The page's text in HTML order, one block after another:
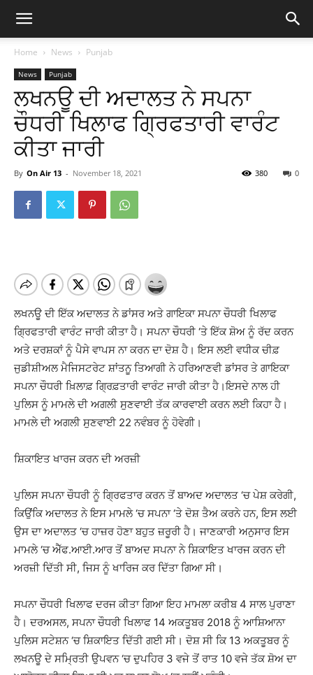
Home News Punjab
News Punjab
ਲਖਨਊ ਦੀ ਅਦਾਲਤ ਨੇ ਸਪਨਾ
ਚੌਧਰੀ ਖਿਲਾਫ ਗ੍ਰਿਫਤਾਰੀ ਵਾਰੰਟ
ਕੀਤਾ ਜਾਰੀ
By On Air 13 - November 18, 2021 0
380
ਲਖਨਊ ਦੀ ਇੱਕ ਅਦਾਲਤ ਨੇ ਡਾਂਸਰ ਅਤੇ ਗਾਇਕਾ ਸਪਨਾ ਚੌਧਰੀ ਖਿਲਾਫ
ਗ੍ਰਿਫਤਾਰੀ ਵਾਰੰਟ ਜਾਰੀ ਕੀਤਾ ਹੈ। ਸਪਨਾ ਚੌਧਰੀ ‘ਤੇ ਇੱਕ ਸ਼ੋਅ ਨੂੰ ਰੱਦ ਕਰਨ
ਅਤੇ ਦਰਸ਼ਕਾਂ ਨੂੰ ਪੈਸੇ ਵਾਪਸ ਨਾ ਕਰਨ ਦਾ ਦੋਸ਼ ਹੈ। ਇਸ ਲਈ ਵਧੀਕ ਚੀਫ਼
ਜੁਡੀਸ਼ੀਅਲ ਮੈਜਿਸਟਰੇਟ ਸ਼ਾਂਤਨੂ ਤਿਆਗੀ ਨੇ ਹਰਿਆਣਵੀ ਡਾਂਸਰ ਤੇ ਗਾਇਕਾ
ਸਪਨਾ ਚੌਧਰੀ ਖ਼ਿਲਾਫ਼ ਗ੍ਰਿਫ਼ਤਾਰੀ ਵਾਰੰਟ ਜਾਰੀ ਕੀਤਾ ਹੈ।ਇਸਦੇ ਨਾਲ ਹੀ
ਪੁਲਿਸ ਨੂੰ ਮਾਮਲੇ ਦੀ ਅਗਲੀ ਸੁਣਵਾਈ ਤੱਕ ਕਾਰਵਾਈ ਕਰਨ ਲਈ ਕਿਹਾ ਹੈ।
ਮਾਮਲੇ ਦੀ ਅਗਲੀ ਸੁਣਵਾਈ 22 ਨਵੰਬਰ ਨੂੰ ਹੋਵੇਗੀ।
ਸ਼ਿਕਾਇਤ ਖਾਰਜ ਕਰਨ ਦੀ ਅਰਜ਼ੀ
ਪੁਲਿਸ ਸਪਨਾ ਚੌਧਰੀ ਨੂੰ ਗ੍ਰਿਫਤਾਰ ਕਰਨ ਤੋਂ ਬਾਅਦ ਅਦਾਲਤ ‘ਚ ਪੇਸ਼ ਕਰੇਗੀ,
ਕਿਉਂਕਿ ਅਦਾਲਤ ਨੇ ਇਸ ਮਾਮਲੇ ‘ਚ ਸਪਨਾ ‘ਤੇ ਦੋਸ਼ ਤੈਅ ਕਰਨੇ ਹਨ, ਇਸ ਲਈ
ਉਸ ਦਾ ਅਦਾਲਤ ‘ਚ ਹਾਜ਼ਰ ਹੋਣਾ ਬਹੁਤ ਜ਼ਰੂਰੀ ਹੈ। ਜਾਣਕਾਰੀ ਅਨੁਸਾਰ ਇਸ
ਮਾਮਲੇ ‘ਚ ਐੱਫ.ਆਈ.ਆਰ ਤੋਂ ਬਾਅਦ ਸਪਨਾ ਨੇ ਸ਼ਿਕਾਇਤ ਖਾਰਜ ਕਰਨ ਦੀ
ਅਰਜ਼ੀ ਦਿੱਤੀ ਸੀ, ਜਿਸ ਨੂੰ ਖਾਰਿਜ ਕਰ ਦਿੱਤਾ ਗਿਆ ਸੀ।
ਸਪਨਾ ਚੌਧਰੀ ਖਿਲਾਫ ਦਰਜ ਕੀਤਾ ਗਿਆ ਇਹ ਮਾਮਲਾ ਕਰੀਬ 4 ਸਾਲ ਪੁਰਾਣਾ
ਹੈ। ਦਰਅਸਲ, ਸਪਨਾ ਚੌਧਰੀ ਖਿਲਾਫ 14 ਅਕਤੂਬਰ 2018 ਨੂੰ ਆਸ਼ਿਆਨਾ
ਪੁਲਿਸ ਸਟੇਸ਼ਨ ‘ਚ ਸ਼ਿਕਾਇਤ ਦਿੱਤੀ ਗਈ ਸੀ। ਦੋਸ਼ ਸੀ ਕਿ 13 ਅਕਤੂਬਰ ਨੂੰ
ਲਖਨਊ ਦੇ ਸਮ੍ਰਿਤੀ ਉਪਵਨ ‘ਚ ਦੁਪਹਿਰ 3 ਵਜੇ ਤੋਂ ਰਾਤ 10 ਵਜੇ ਤੱਕ ਸ਼ੋਅ ਦਾ